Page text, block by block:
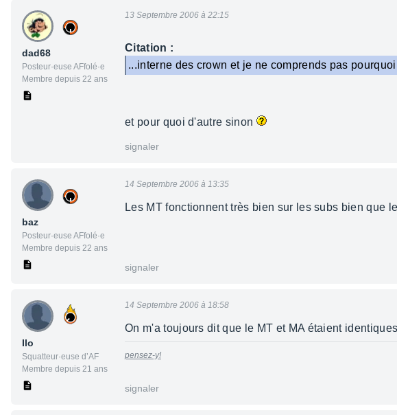
dad68
Posteur·euse AFfolé·e
Membre depuis 22 ans
13 Septembre 2006 à 22:15
Citation :
...interne des crown et je ne comprends pas
et pour quoi d'autre sinon
signaler
baz
Posteur·euse AFfolé·e
Membre depuis 22 ans
14 Septembre 2006 à 13:35
Les MT fonctionnent très bien sur les subs bien que
signaler
Ilo
Squatteur·euse d’AF
Membre depuis 21 ans
14 Septembre 2006 à 18:58
On m'a toujours dit que le MT et MA étaient
pensez-y!
signaler